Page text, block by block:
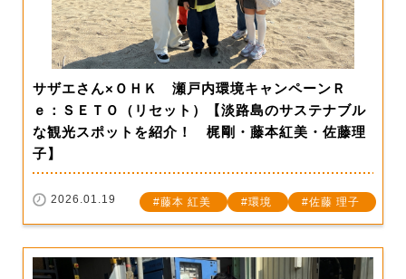
サザエさん×ＯＨＫ 瀬戸内環境キャンペーンＲ
ｅ：ＳＥＴＯ（リセット）【淡路島のサステナブル
な観光スポットを紹介！ 梶剛・藤本紅美・佐藤理
子】
2026.01.19 藤本 紅美 環境 佐藤 理子